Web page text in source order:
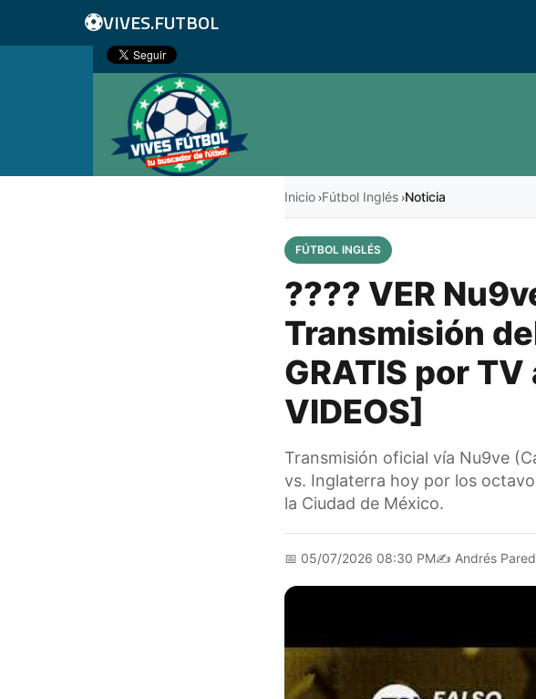
⚽VIVES.FUTBOL
Inicio ›Fútbol Inglés ›Noticia
FÚTBOL INGLÉS
???? VER
Transmisión
GRATIS por
VIDEOS]
Transmisión oficial vía Nu9ve
vs. Inglaterra hoy por los
la Ciudad de México.
📅 05/07/2026 08:30 PM✍️ Andrés